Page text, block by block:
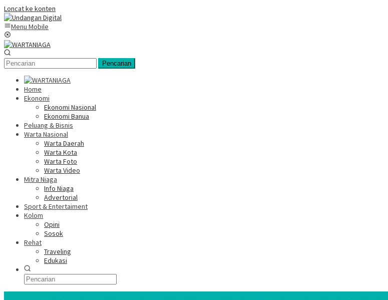
Loncat ke konten
Menu Mobile
Pencarian
Home
Ekonomi
Ekonomi Nasional
Ekonomi Banua
Peluang & Bisnis
Warta Nasional
Warta Daerah
Warta Kota
Warta Foto
Warta Video
Mitra Niaga
Info Niaga
Advertorial
Sport & Entertaiment
Kolom
Opini
Sosok
Rehat
Traveling
Edukasi